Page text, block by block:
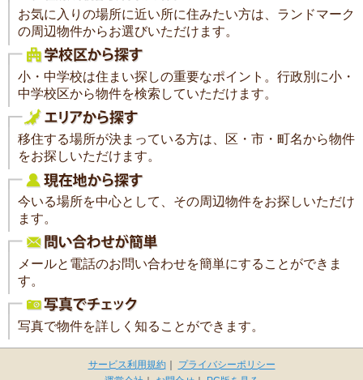
お気に入りの場所に近い所に住みたい方は、ランドマーク
の周辺物件からお選びいただけます。
小・中学校は住まい探しの重要なポイント。行政別に小・
中学校区から物件を検索していただけます。
移住する場所が決まっている方は、区・市・町名から物件
をお探しいただけます。
今いる場所を中心として、その周辺物件をお探しいただけ
ます。
メールと電話のお問い合わせを簡単にすることができま
す。
写真で物件を詳しく知ることができます。
サービス利用規約｜
プライバシーポリシー